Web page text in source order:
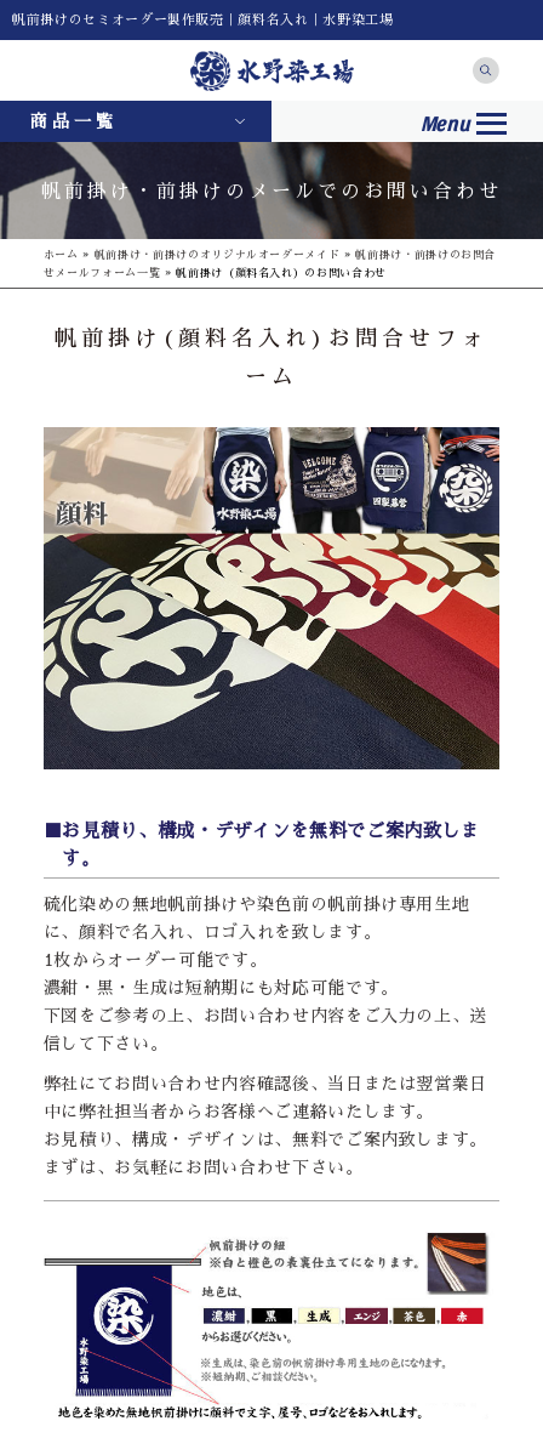
帆前掛けのセミオーダー製作販売｜顔料名入れ｜水野染工場
商品一覧 Menu
帆前掛け・前掛けのメールでのお問い合わせ
ホーム » 帆前掛け・前掛けのオリジナルオーダーメイド »帆前掛け・前掛けのお問合
せメールフォーム一覧 »帆前掛け（顔料名入れ）のお問い合わせ
帆前掛け(顔料名入れ) お問合せフォ
ーム
■お見積り、構成・デザインを無料でご案内致しま
す。
硫化染めの無地帆前掛けや染色前の帆前掛け専用生地
に、顔料で名入れ、ロゴ入れを致します。
1枚からオーダー可能です。
濃紺・黒・生成は短納期にも対応可能です。
下図をご参考の上、お問い合わせ内容をご入力の上、送
信して下さい。
弊社にてお問い合わせ内容確認後、当日または翌営業日
中に弊社担当者からお客様へご連絡いたします。
お見積り、構成・デザインは、無料でご案内致します。
まずは、お気軽にお問い合わせ下さい。